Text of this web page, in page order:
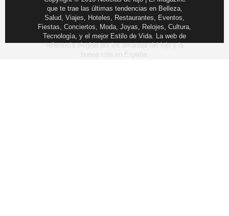
que te trae las últimas tendencias en Belleza,
Salud, Viajes, Hoteles, Restaurantes, Eventos,
Fiestas, Conciertos, Moda, Joyas, Relojes, Cultura,
Tecnología, y el mejor Estilo de Vida. La web de
referencia elegida por los amantes del lujo y la